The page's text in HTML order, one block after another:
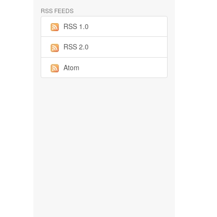
RSS FEEDS
RSS 1.0
RSS 2.0
Atom